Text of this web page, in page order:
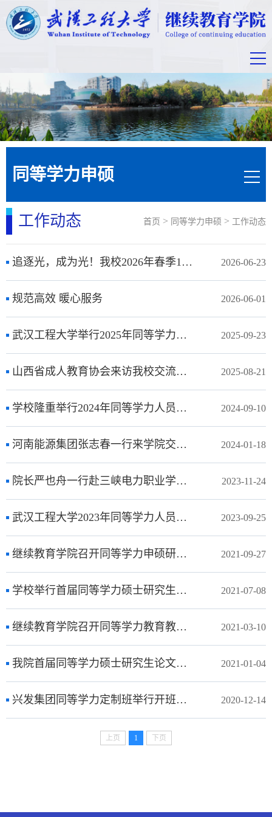
同等学力申硕
工作动态 首页 > 同等学力申硕 > 工作动态
追逐光，成为光！我校2026年春季113名同等学力申硕学生顺利完成学业 2026-06-23
规范高效 暖心服务 2026-06-01
武汉工程大学举行2025年同等学力人员申请硕士学位开学典礼暨新生入学教育活动 2025-09-23
山西省成人教育协会来访我校交流研讨同等学力人员申请硕士学位工作 2025-08-21
学校隆重举行2024年同等学力人员申请硕士学位开学典礼暨入学教育 2024-09-10
河南能源集团张志春一行来学院交流调研 2024-01-18
院长严也舟一行赴三峡电力职业学院继续教育学院走访交流 2023-11-24
武汉工程大学2023年同等学力人员申请硕士学位开学典礼隆重举行 2023-09-25
继续教育学院召开同等学力申硕研究生教学工作协调会 2021-09-27
学校举行首届同等学力硕士研究生毕业典礼暨学位授予仪式 2021-07-08
继续教育学院召开同等学力教育教学研讨会 2021-03-10
我院首届同等学力硕士研究生论文开题评审工作顺利进行 2021-01-04
兴发集团同等学力定制班举行开班典礼 2020-12-14
上页 1 下页